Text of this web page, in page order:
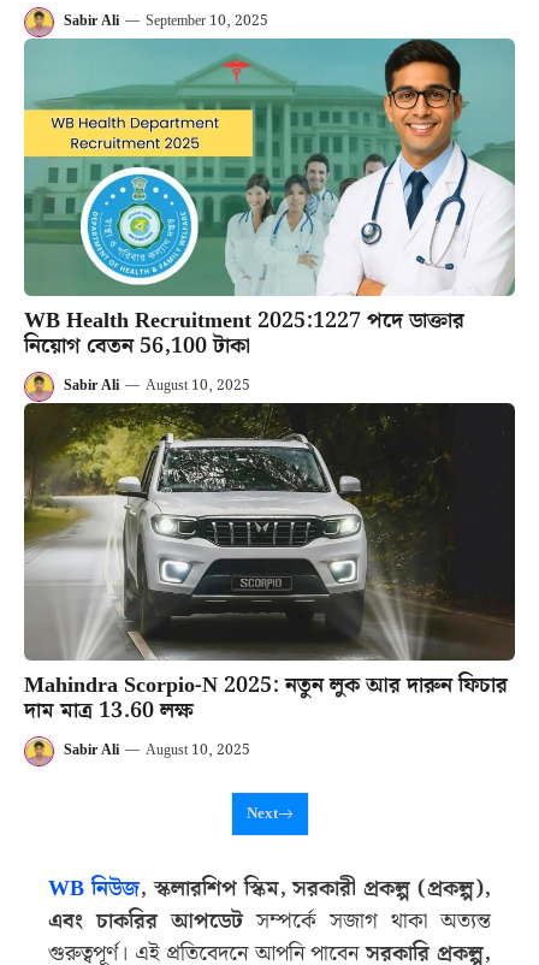
Sabir Ali — September 10, 2025
WB Health Recruitment 2025:1227 পদে ডাক্তার
নিয়োগ বেতন 56,100 টাকা
Sabir Ali — August 10, 2025
Mahindra Scorpio-N 2025: নতুন লুক আর দারুন ফিচার
দাম মাত্র 13.60 লক্ষ
Sabir Ali — August 10, 2025
Next
WB নিউজ, স্কলারশিপ স্কিম, সরকারী প্রকল্প (প্রকল্প),
এবং চাকরির আপডেটসম্পর্কে সজাগ থাকা অত্যন্ত
গুরুত্বপূর্ণ। এই প্রতিবেদনে আপনি পাবেনসরকারি প্রকল্প,